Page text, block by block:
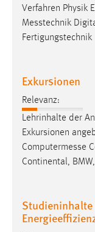
Verfahren Physik
Messtechnik
Fertigungstechnik
Exkursionen
Relevanz:
Lehrinhalte der
Exkursionen
Computermesse
Continental,
Studieninhalte